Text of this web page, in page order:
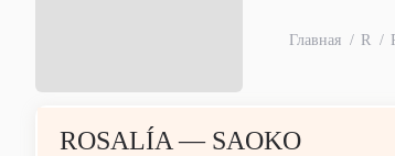
Главная R
ROSALÍA — SAOKO